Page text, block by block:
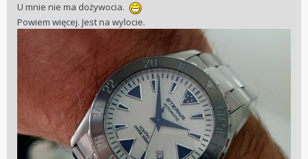
U mnie nie ma dożywocia.
Powiem więcej. Jest na wylocie.